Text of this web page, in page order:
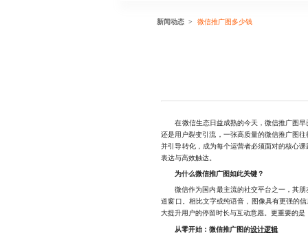
新闻动态 微信推广图多少钱
在微信生态日益成熟的今天，微信推广图早
还是用户裂变引流，一张高质量的微信推广图
并引导转化，成为每个运营者必须面对的核心
表达与高效触达。
为什么微信推广图如此关键？
微信作为国内最主流的社交平台之一，其朋
道窗口。相比文字或纯语音，图像具有更强的
大提升用户的停留时长与互动意愿。更重要的
从零开始：微信推广图的设计逻辑